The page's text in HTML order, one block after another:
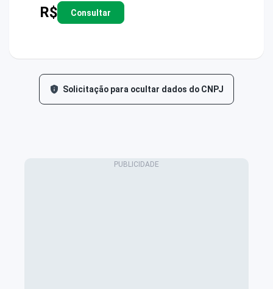
R$ Consultar
Solicitação para ocultar dados do CNPJ